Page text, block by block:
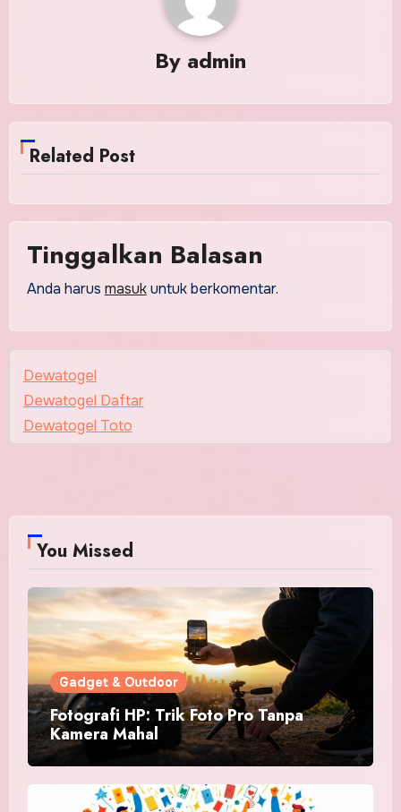
By admin
Related Post
Tinggalkan Balasan
Anda harus masukuntuk berkomentar.
Dewatogel
Dewatogel Daftar
Dewatogel Toto
You Missed
Gadget & Outdoor
Fotografi HP: Trik Foto Pro Tanpa
Kamera Mahal